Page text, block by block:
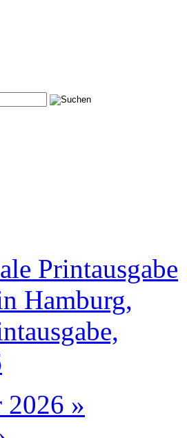
Printausgabe
2026 »